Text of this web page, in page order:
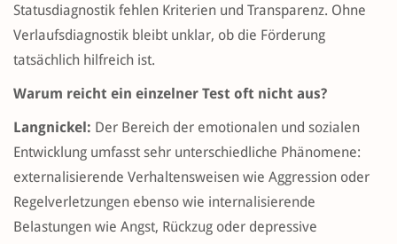
Statusdiagnostik fehlen Kriterien und Transparenz. Ohne
Verlaufsdiagnostik bleibt unklar, ob die Förderung
tatsächlich hilfreich ist.
Warum reicht ein einzelner Test oft nicht aus?
Langnickel: Der Bereich der emotionalen und sozialen
Entwicklung umfasst sehr unterschiedliche Phänomene:
externalisierende Verhaltensweisen wie Aggression oder
Regelverletzungen ebenso wie internalisierende
Belastungen wie Angst, Rückzug oder depressive